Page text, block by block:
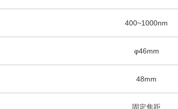
400~1000nm
φ46mm
48mm
固定焦距